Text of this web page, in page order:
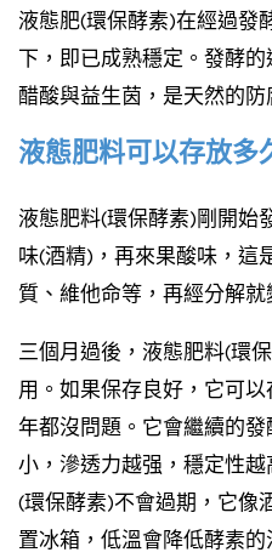
液態肥(環保酵素)在經過發
下，即已成熟穩定。發酵
醋酸與益生茵，是天然的防
液態肥料可以存放多
液態肥料(環保酵素)剛開始
味(酒精)，再來果酸味，這
質、維他命等，再經分解就
三個月過後，液態肥料(環
用。如果保存良好，它可
年都沒問題。它會繼續的
小，滲透力越强，穩定性
(環保酵素)不會過期，它像
置冰箱，低溫會降低酵素